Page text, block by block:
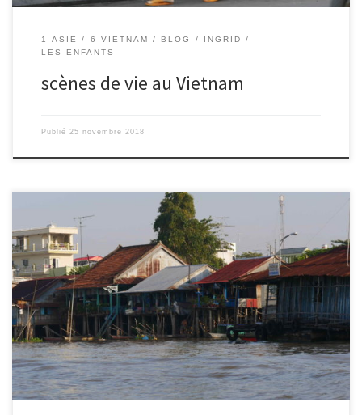
1-ASIE 6-VIETNAM BLOG
INGRID
LES ENFANTS
scènes de vie au Vietnam
Publié 25 novembre 2018
Le 23/11/2018 – Mahaut. Je vais vous décrire les maisons que j’ai
pu voir à Saigon et dans le delta du Mékong. Beaucoup de
maisons sont très étroites, très hautes et souvent profondes, un
peu comme les maisons style 1930 dans le nord de la France.
Plusieurs générations habitent sous […]